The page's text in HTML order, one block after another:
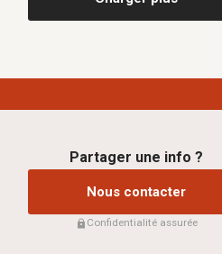
Partager une info ?
Nous contacter
Confidentialité assurée